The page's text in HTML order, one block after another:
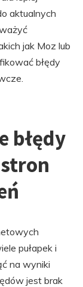
aktualnych
jak Moz lub
błędy
błędy
pułapek i
na wyniki
jest brak